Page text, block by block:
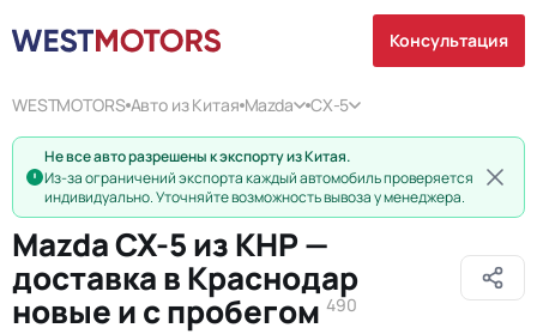
Консультация
WESTMOTORS Авто из Китая Mazda CX-5
Не все авто разрешены к экспорту из Китая.
Из-за ограничений экспорта каждый автомобиль проверяется
индивидуально. Уточняйте возможность вывоза у менеджера.
Mazda CX-5 из КНР —
доставка в Краснодар
новые и с пробегом 490